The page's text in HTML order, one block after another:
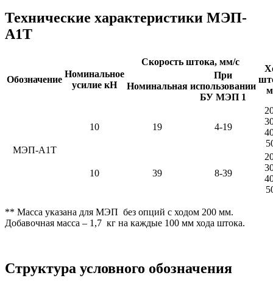
Технические характеристики МЭП-
А1Т
Обозначение
Номинальное
усилие кН
Скорость штока, мм/с
Номинальная
При
использовании
БУ МЭП 1
МЭП-А1Т
10 19 4-19
10 39 8-39
** Масса указана для МЭП без опций с ходом 200 мм.
Добавочная масса – 1,7 кг на каждые 100 мм хода штока.
Структура условного обозначения